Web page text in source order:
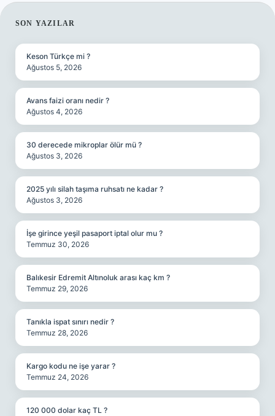
SIDEBAR
SON YAZILAR
Keson Türkçe mi ?
Ağustos 5, 2026
Avans faizi oranı nedir ?
Ağustos 4, 2026
30 derecede mikroplar ölür mü ?
Ağustos 3, 2026
2025 yılı silah taşıma ruhsatı ne kadar ?
Ağustos 3, 2026
İşe girince yeşil pasaport iptal olur mu ?
Temmuz 30, 2026
Balıkesir Edremit Altınoluk arası kaç km ?
Temmuz 29, 2026
Tanıkla ispat sınırı nedir ?
Temmuz 28, 2026
Kargo kodu ne işe yarar ?
Temmuz 24, 2026
120 000 dolar kaç TL ?